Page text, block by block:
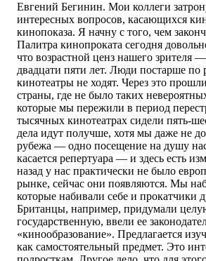
Евгений Бегинин. Мои коллеги
интересных вопросов, касающихся
кинопоказа. Я начну с того, чем
Палитра кинопроката сегодня
что возрастной ценз нашего зрителя
двадцати пяти лет. Люди постарше
кинотеатры не ходят. Через это
страны, где не было таких
которые мы пережили в период
тысячных кинотеатрах сидели пять-
дела идут получше, хотя мы даже не
рубежа — одно посещение на душу
касается репертуара — и здесь есть
назад у нас практически не было
рынке, сейчас они появляются. Мы
которые набивали себе и прокатчики
Британцы, например, придумали
государственную, ввели ее
«кинообразование». Предлагается
как самостоятельный предмет. Это